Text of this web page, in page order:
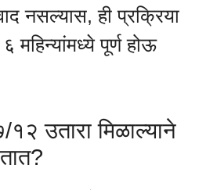
नसल्यास, ही प्रक्रिया
महिन्यांमध्ये पूर्ण होऊ
उतारा मिळाल्याने